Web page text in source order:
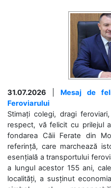
31.07.2026
Mesaj de
Feroviarului
Stimați colegi, dragi
respect, vă felicit cu prilejul
fondarea Căii Ferate din
referință, care marchează
esențială a transportului
a lungul acestor 155 ani,
localități, a susținut